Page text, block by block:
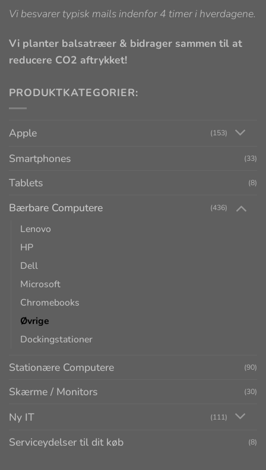
Vi besvarer typisk mails indenfor 4 timer i hverdagene.
Vi planter balsatræer & bidrager sammen til at
reducere CO2 aftrykket!
PRODUKTKATEGORIER:
Apple (153)
Smartphones (33)
Tablets (8)
Bærbare Computere (436)
Lenovo
HP
Dell
Microsoft
Chromebooks
Øvrige
Dockingstationer
Stationære Computere (90)
Skærme / Monitors (30)
Ny IT (111)
Serviceydelser til dit køb (8)